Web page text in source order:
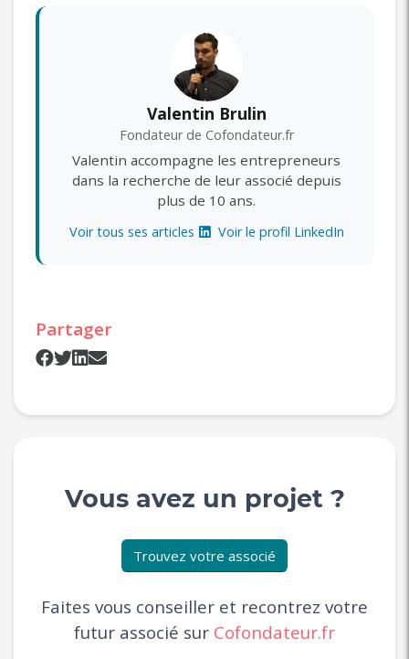
Valentin Brulin
Fondateur de Cofondateur.fr
Valentin accompagne les entrepreneurs
dans la recherche de leur associé depuis
plus de 10 ans.
Voir tous ses articles Voir le profil LinkedIn
Partager
Vous avez un projet ?
Trouvez votre associé
Faites vous conseiller et recontrez votre
futur associé sur Cofondateur.fr